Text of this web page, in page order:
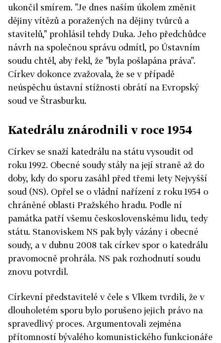
ukončil smírem. "Je dnes naším úkolem změnit
dějiny vítězů a poražených na dějiny tvůrců a
stavitelů," prohlásil tehdy Duka. Jeho předchůdce
návrh na společnou správu odmítl, po Ústavním
soudu chtěl, aby řekl, že "byla pošlapána práva".
Církev dokonce zvažovala, že se v případě
neúspěchu ústavní stížnosti obrátí na Evropský
soud ve Štrasburku.
Katedrálu znárodnili v roce 1954
Církev se snaží katedrálu na státu vysoudit od
roku 1992. Obecné soudy stály na její straně až do
doby, kdy do sporu zasáhl před třemi lety Nejvyšší
soud (NS). Opřel se o vládní nařízení z roku 1954 o
chráněné oblasti Pražského hradu. Podle ní
památka patří všemu československému lidu, tedy
státu. Stanoviskem NS pak byly vázány i obecné
soudy, a v dubnu 2008 tak církev spor o katedrálu
pravomocně prohrála. NS pak rozhodnutí soudu
znovu potvrdil.
Církevní představitelé v čele s Vlkem tvrdili, že v
dlouholetém sporu bylo porušeno jejich právo na
spravedlivý proces. Argumentovali zejména
přítomností bývalého komunistického funkcionáře